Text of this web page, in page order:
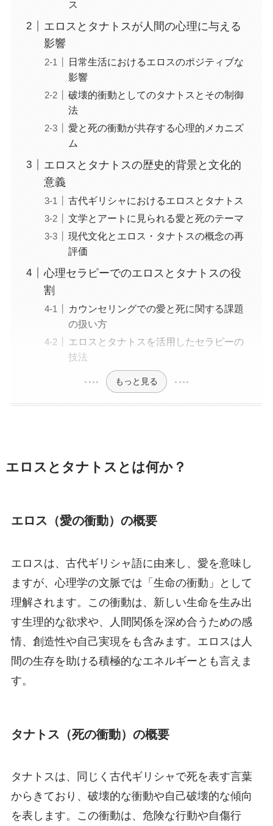
ス
エロスとタナトスが人間の心理に与える
影響
日常生活におけるエロスのポジティブな
影響
破壊的衝動としてのタナトスとその制御
法
愛と死の衝動が共存する心理的メカニズ
ム
エロスとタナトスの歴史的背景と文化的
意義
古代ギリシャにおけるエロスとタナトス
文学とアートに見られる愛と死のテーマ
現代文化とエロス・タナトスの概念の再
評価
心理セラピーでのエロスとタナトスの役
割
カウンセリングでの愛と死に関する課題
の扱い方
エロスとタナトスを活用したセラピーの
技法
もっと見る
エロスとタナトスとは何か？
エロス（愛の衝動）の概要
エロスは、古代ギリシャ語に由来し、愛を意味し
ますが、心理学の文脈では「生命の衝動」として
理解されます。この衝動は、新しい生命を生み出
す生理的な欲求や、人間関係を深め合うための感
情、創造性や自己実現をも含みます。エロスは人
間の生存を助ける積極的なエネルギーとも言えま
す。
タナトス（死の衝動）の概要
タナトスは、同じく古代ギリシャで死を表す言葉
からきており、破壊的な衝動や自己破壊的な傾向
を表します。この衝動は、危険な行動や自傷行